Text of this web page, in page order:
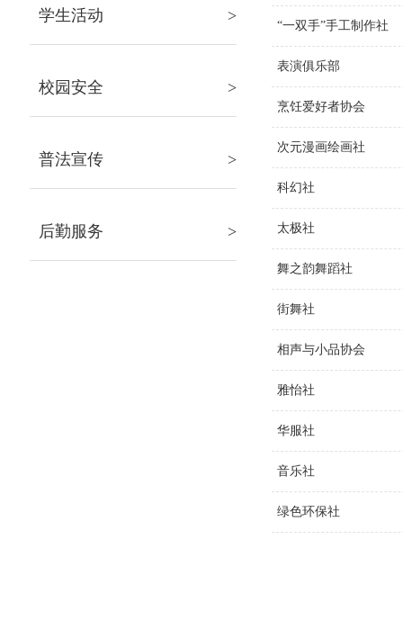
学生活动 >
校园安全 >
普法宣传 >
后勤服务 >
“一双手”手工制作社
表演俱乐部
烹饪爱好者协会
次元漫画绘画社
科幻社
太极社
舞之韵舞蹈社
街舞社
相声与小品协会
雅怡社
华服社
音乐社
绿色环保社